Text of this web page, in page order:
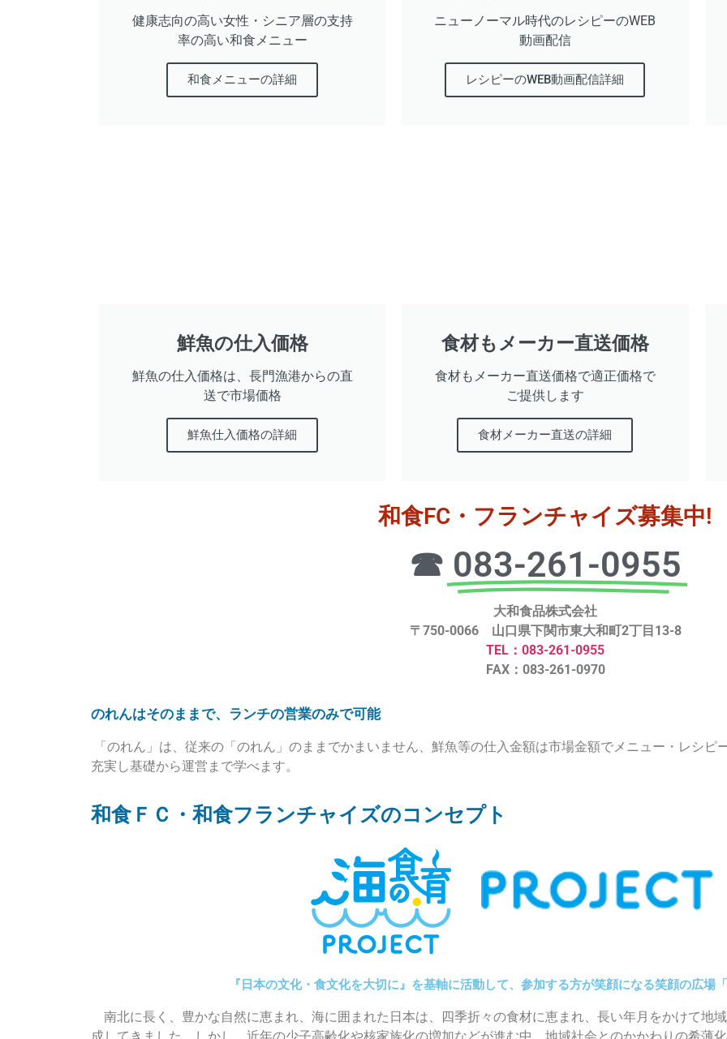
健康志向の高い女性・シニア層の支持
率の高い和食メニュー
和食メニューの詳細
ニューノーマル時代のレシピーのWEB
動画配信
レシピーのWEB動画配信詳細
鮮魚の仕入価格
鮮魚の仕入価格は、長門漁港からの直
送で市場価格
鮮魚仕入価格の詳細
食材もメーカー直送価格
食材もメーカー直送価格で適正価格で
ご提供します
食材メーカー直送の詳細
和食FC・フランチャイズ募集中!
☎ 083-261-0955
大和食品株式会社
〒750-0066 山口県下関市東大和町2丁目13-8
TEL：083-261-0955
FAX：083-261-0970
のれんはそのままで、ランチの営業のみで可能
「のれん」は、従来の「のれん」のままでかまいません、鮮魚等の仕入金額は市場金額でメニュー・レシピ
充実し基礎から運営まで学べます。
和食ＦＣ・和食フランチャイズのコンセプト
『日本の文化・食文化を大切に』を基軸に活動して、参加する方が笑顔になる笑顔の広場
南北に長く、豊かな自然に恵まれ、海に囲まれた日本は、四季折々の食材に恵まれ、長い年月をかけて地